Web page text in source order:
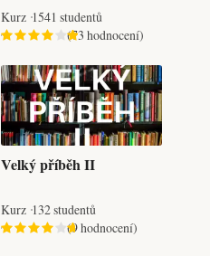
Kurz 1541 studentů
(73 hodnocení)
Velký příběh II
Kurz 132 studentů
(9 hodnocení)